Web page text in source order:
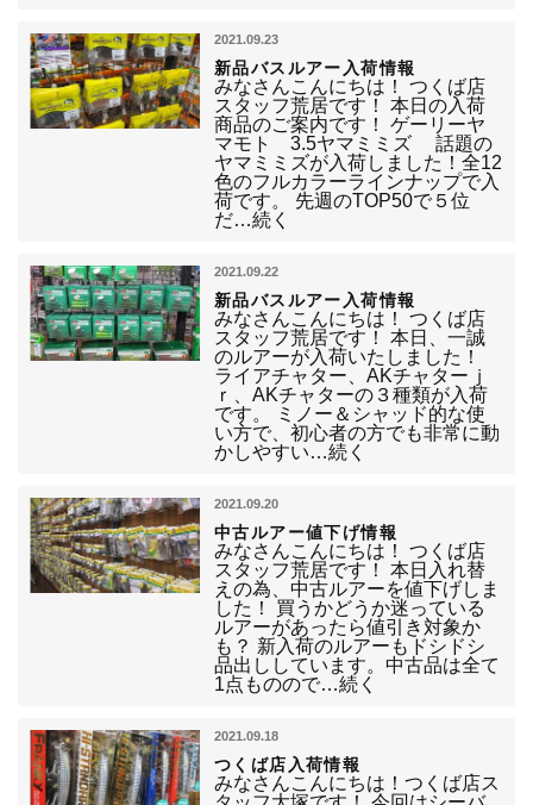
2021.09.23
新品バスルアー入荷情報
みなさんこんにちは！ つくば店
スタッフ荒居です！ 本日の入荷
商品のご案内です！ ゲーリーヤ
マモト 3.5ヤマミミズ 話題の
ヤマミミズが入荷しました！全12
色のフルカラーラインナップで入
荷です。 先週のTOP50で５位
だ…続く
2021.09.22
新品バスルアー入荷情報
みなさんこんにちは！ つくば店
スタッフ荒居です！ 本日、一誠
のルアーが入荷いたしました！
ライアチャター、AKチャターｊ
ｒ、AKチャターの３種類が入荷
です。 ミノー＆シャッド的な使
い方で、初心者の方でも非常に動
かしやすい…続く
2021.09.20
中古ルアー値下げ情報
みなさんこんにちは！ つくば店
スタッフ荒居です！ 本日入れ替
えの為、中古ルアーを値下げしま
した！ 買うかどうか迷っている
ルアーがあったら値引き対象か
も？ 新入荷のルアーもドシドシ
品出ししています。中古品は全て
1点ものので…続く
2021.09.18
つくば店入荷情報
みなさんこんにちは！つくば店ス